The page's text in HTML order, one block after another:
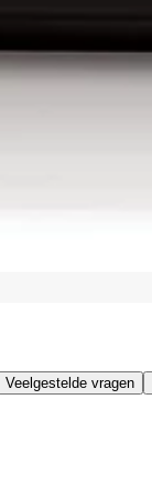
Veelgestelde vragen